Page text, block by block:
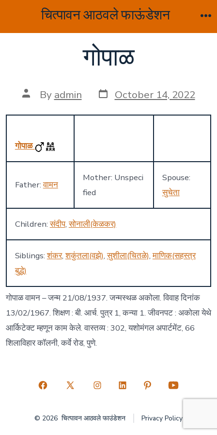
चित्पावन आठवले फाऊंडेशन
गोपाळ
Post
author
By admin Post
date
October 14, 2022
गोपाळ
Father:वामन
Mother: Unspeci
fied
Spouse:
सुचेता
Children:संदीप,सोनाली(केळकर)
Siblings:शंकर,शकुंतला(वझे),सुशीला(चितळे),माणिक(सहस्त्र
बुद्धे)
गोपाळ वामन – जन्म 21/08/1937. जन्मस्थळ अकोला. विवाह दिनांक
13/02/1967. शिक्षण : बी. आर्च. पुत्र 1, कन्या 1. जीवनपट : अकोला येथे
आर्किटेक्ट म्हणून काम केले. वास्तव्य : 302, यशोमंगल अपार्टमेंट, 66
शिलाविहार कॉलनी, कर्वे रोड, पुणे.
Open
in
Open
in
Open
in
Open
in
Open
in
Open
in
© 2026 चित्पावन आठवले फाउंडेशन Privacy Policy